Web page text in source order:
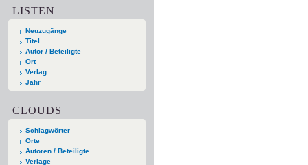
LISTEN
Neuzugänge
Titel
Autor / Beteiligte
Ort
Verlag
Jahr
CLOUDS
Schlagwörter
Orte
Autoren / Beteiligte
Verlage